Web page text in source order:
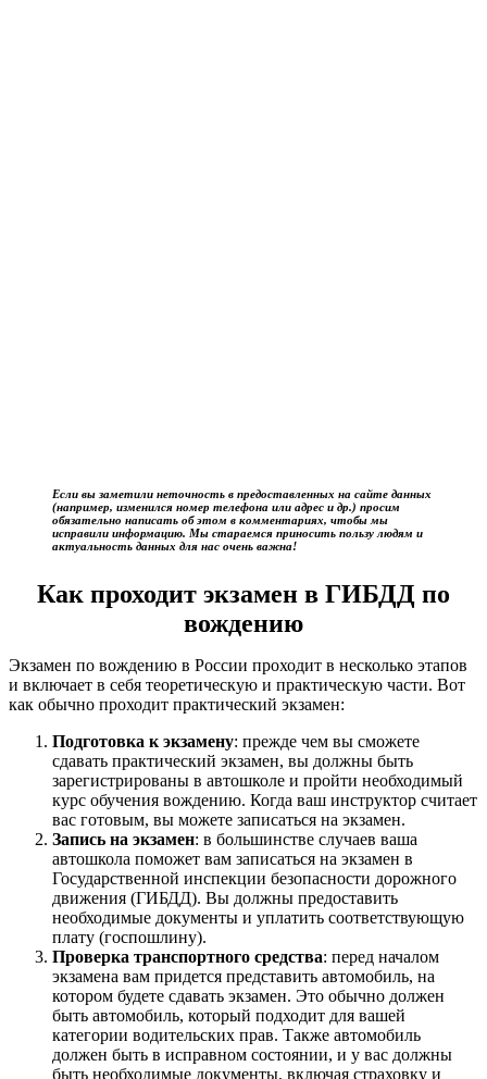
Если вы заметили неточность в предоставленных на сайте данных
(например, изменился номер телефона или адрес и др.) просим
обязательно написать об этом в комментариях, чтобы мы
исправили информацию. Мы стараемся приносить пользу людям и
актуальность данных для нас очень важна!
Как проходит экзамен в ГИБДД по
вождению
Экзамен по вождению в России проходит в несколько этапов
и включает в себя теоретическую и практическую части. Вот
как обычно проходит практический экзамен:
Подготовка к экзамену: прежде чем вы сможете
сдавать практический экзамен, вы должны быть
зарегистрированы в автошколе и пройти необходимый
курс обучения вождению. Когда ваш инструктор считает
вас готовым, вы можете записаться на экзамен.
Запись на экзамен: в большинстве случаев ваша
автошкола поможет вам записаться на экзамен в
Государственной инспекции безопасности дорожного
движения (ГИБДД). Вы должны предоставить
необходимые документы и уплатить соответствующую
плату (госпошлину).
Проверка транспортного средства: перед началом
экзамена вам придется представить автомобиль, на
котором будете сдавать экзамен. Это обычно должен
быть автомобиль, который подходит для вашей
категории водительских прав. Также автомобиль
должен быть в исправном состоянии, и у вас должны
быть необходимые документы, включая страховку и